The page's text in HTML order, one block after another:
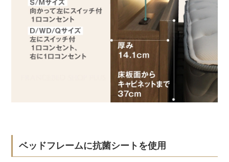
ベッドフレームに抗菌シートを使用